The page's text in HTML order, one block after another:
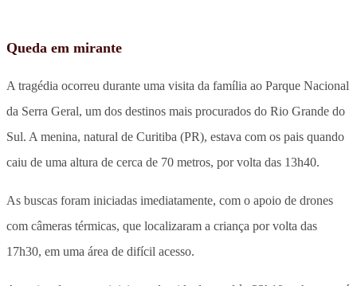
Queda em mirante
A tragédia ocorreu durante uma visita da família ao Parque Nacional
da Serra Geral, um dos destinos mais procurados do Rio Grande do
Sul. A menina, natural de Curitiba (PR), estava com os pais quando
caiu de uma altura de cerca de 70 metros, por volta das 13h40.
As buscas foram iniciadas imediatamente, com o apoio de drones
com câmeras térmicas, que localizaram a criança por volta das
17h30, em uma área de difícil acesso.